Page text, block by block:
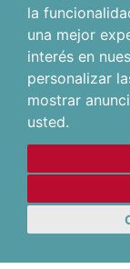
la
una mejor
interés en
personalizar
mostrar
usted.